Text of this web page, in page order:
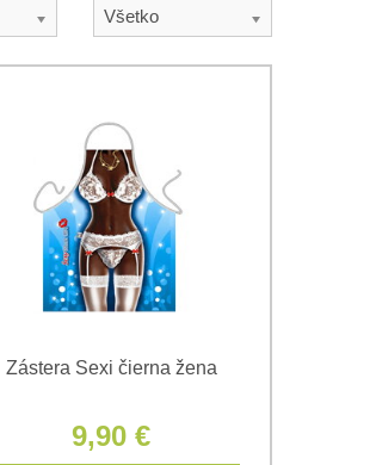
Všetko
Zástera Sexi čierna žena
9,90 €